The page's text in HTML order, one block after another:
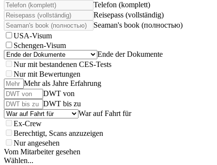
Telefon (komplett)
Reisepass (vollständig)
Seaman's book (полностью)
USA-Visum
Schengen-Visum
Ende der Dokumente
Nur mit bestandenen CES-Tests
Nur mit Bewertungen
Mehr als Jahre Erfahrung
DWT von
DWT bis zu
War auf Fahrt für
Ex-Crew
Berechtigt, Scans anzuzeigen
Nur angesehen
Vom Mitarbeiter gesehen
Wählen...